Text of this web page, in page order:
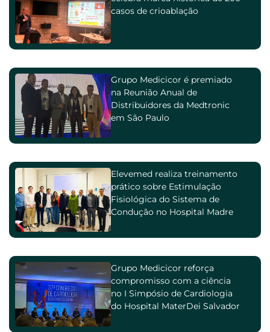
casos de crioablação
Grupo Medicicor é premiado
na Reunião Anual de
Distribuidores da Medtronic
em São Paulo
Elevemed realiza treinamento
prático sobre Estimulação
Fisiológica do Sistema de
Condução no Hospital Madre
Grupo Medicicor reforça
compromisso com a ciência
no I Simpósio de Cardiologia
do Hospital MaterDei Salvador